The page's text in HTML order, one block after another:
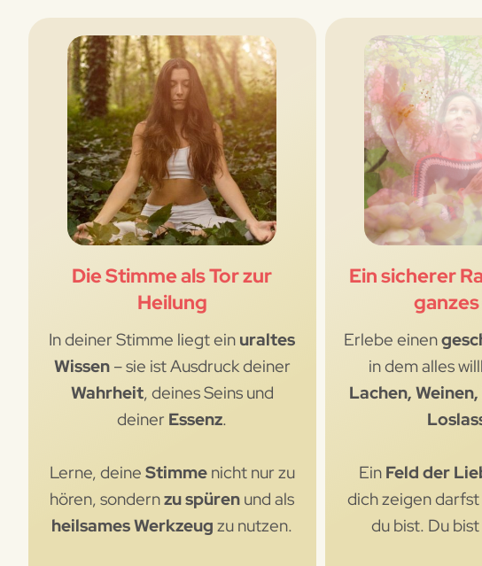
Die Stimme als Tor zur
Heilung
In deiner Stimme liegt ein uraltes
Wissen – sie ist Ausdruck deiner
Wahrheit, deines Seins und
deiner Essenz.
Lerne, deine Stimmenicht nur zu
hören, sondernzu spüren und als
heilsames Werkzeug zu nutzen.
Ein sicherer
Erlebe einen
in dem alles
Lachen,
Ein Feld der
dich zeigen darfst
du bist. Du